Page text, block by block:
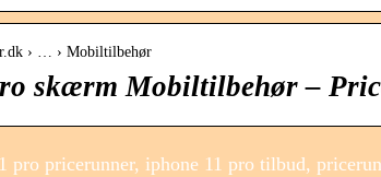
› … › Mobiltilbehør
skærm Mobiltilbehør –
pro pricerunner, iphone 11 pro tilbud,